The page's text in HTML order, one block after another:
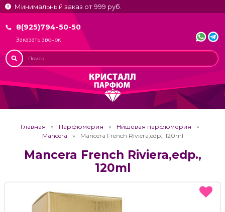
Минимальный заказ от 999 руб.
8(925)794-50-50
Заказать звонок
Главная Парфюмерия
Нишевая парфюмерия
Mancera
Mancera French Riviera,edp., 120ml
Mancera French Riviera,edp.,
120ml